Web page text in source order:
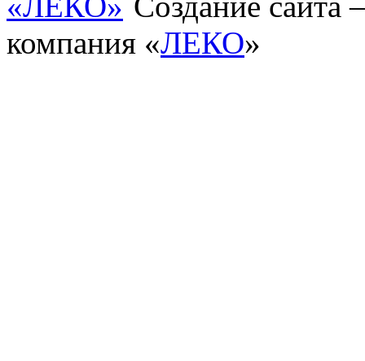
компания «ЛЕКО»